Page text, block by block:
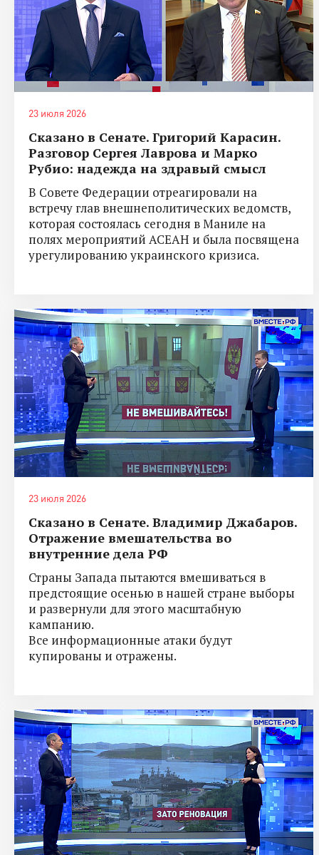
23 июля 2026
Сказано в Сенате. Григорий Карасин.
Разговор Сергея Лаврова и Марко
Рубио: надежда на здравый смысл
В Совете Федерации отреагировали на
встречу глав внешнеполитических ведомств,
которая состоялась сегодня в Маниле на
полях мероприятий АСЕАН и была посвящена
урегулированию украинского кризиса.
23 июля 2026
Сказано в Сенате. Владимир Джабаров.
Отражение вмешательства во
внутренние дела РФ
Страны Запада пытаются вмешиваться в
предстоящие осенью в нашей стране выборы
и развернули для этого масштабную
кампанию.
Все информационные атаки будут
купированы и отражены.